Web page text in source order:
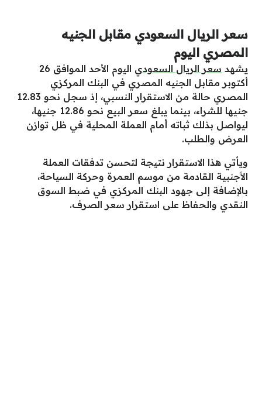
سعر الريال السعودي مقابل الجنيه
المصري اليوم
يشهد سعر الريال السعودي
اليوم الأحد الموافق 26
أكتوبر مقابل الجنيه المصري في البنك المركزي
المصري حالة من الاستقرار النسبي، إذ سجل نحو 12.83
جنيها للشراء، بينما يبلغ سعر البيع نحو 12.86 جنيها،
ليواصل بذلك ثباته أمام العملة المحلية في ظل توازن
العرض والطلب.
ويأتي هذا الاستقرار نتيجة لتحسن تدفقات العملة
الأجنبية القادمة من موسم العمرة وحركة السياحة،
بالإضافة إلى جهود البنك المركزي في ضبط السوق
النقدي والحفاظ على استقرار سعر الصرف.